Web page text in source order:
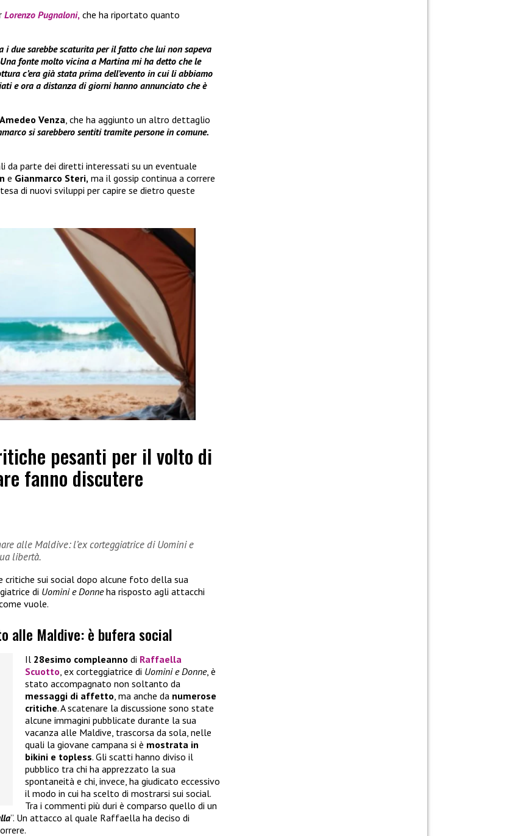
Lorenzo Pugnaloni, che ha riportato quanto
i due sarebbe scaturita per il fatto che lui non sapeva
fonte molto vicina a Martina mi ha detto che le
c’era già stata prima dell’evento in cui li abbiamo
e ora a distanza di giorni hanno annunciato che è
Amedeo Venza, che ha aggiunto un altro dettaglio
si sarebbero sentiti tramite persone in comune.
da parte dei diretti interessati su un eventuale
e Gianmarco Steri, ma il gossip continua a correre
di nuovi sviluppi per capire se dietro queste
pesanti per il volto di
fanno discutere
alle Maldive: l’ex corteggiatrice di Uomini e
libertà.
sui social dopo alcune foto della sua
di Uomini e Donneha risposto agli attacchi
vuole.
alle Maldive: è bufera social
Il 28esimo compleanno di Raffaella
Scuotto, ex corteggiatrice di Uomini e Donne, è
stato accompagnato non soltanto da
messaggi di affetto, ma anche da numerose
critiche. A scatenare la discussione sono state
alcune immagini pubblicate durante la sua
vacanza alle Maldive, trascorsa da sola, nelle
quali la giovane campana si è mostrata in
bikini e topless. Gli scatti hanno diviso il
pubblico tra chi ha apprezzato la sua
spontaneità e chi, invece, ha giudicato eccessivo
il modo in cui ha scelto di mostrarsi sui social.
Tra i commenti più duri è comparso quello di un
”. Un attacco al quale Raffaella ha deciso di